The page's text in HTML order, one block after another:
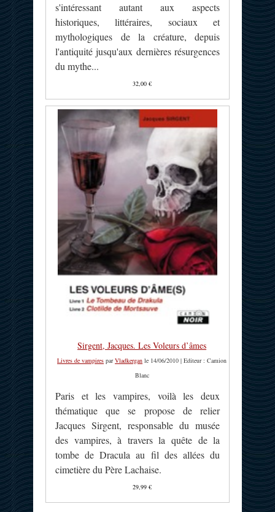
s'intéressant autant aux aspects
historiques, littéraires, sociaux et
mythologiques de la créature, depuis
l'antiquité jusqu'aux dernières résurgences
du mythe...
32,00 €
Sirgent, Jacques. Les Voleurs d’âmes
Livres de vampires parVladkergan le 14/06/2010 | Editeur : Camion
Blanc
Paris et les vampires, voilà les deux
thématique que se propose de relier
Jacques Sirgent, responsable du musée
des vampires, à travers la quête de la
tombe de Dracula au fil des allées du
cimetière du Père Lachaise.
29,99 €